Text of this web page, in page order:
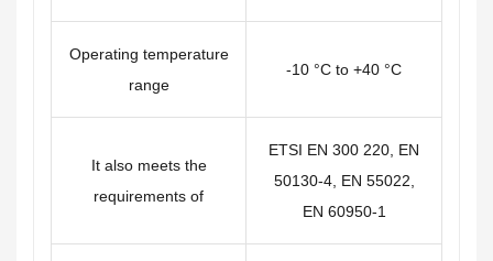
Operating temperature
range
-10 °C to +40 °C
It also meets the
requirements of
ETSI EN 300 220, EN
50130-4, EN 55022,
EN 60950-1